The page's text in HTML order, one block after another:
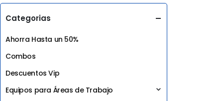
Categorias
Ahorra Hasta un 50%
Combos
Descuentos Vip
Equipos para Áreas de Trabajo